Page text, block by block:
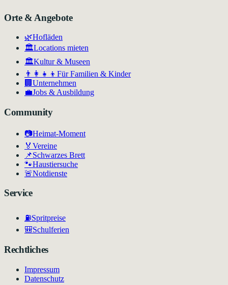
Orte & Angebote
🌿Hofläden
🏛️Locations mieten
🏛Kultur & Museen
👨‍👩‍👧‍👦 Für Familien & Kinder
🏢 Unternehmen
💼Jobs & Ausbildung
Community
📷Heimat-Moment
🏅 Vereine
📌Schwarzes Brett
🐾Haustiersuche
🚨Notdienste
Service
⛽Spritpreise
🎒Schulferien
Rechtliches
Impressum
Datenschutz